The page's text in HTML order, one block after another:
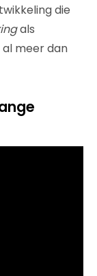
die
als
meer dan